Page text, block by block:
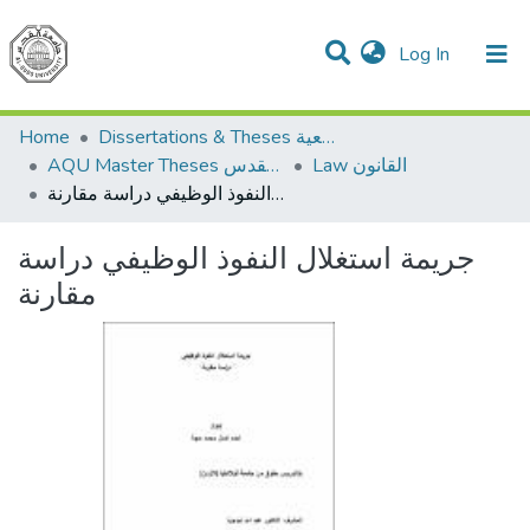
Log In (current)
Communities & Collections
All of DSpace
Home
Dissertations & Theses الرسائل الجامعية
AQU Master Theses الرسائل الجامعية الخاصة بجامعة القدس
Law القانون
جريمة استغلال النفوذ الوظيفي دراسة مقارنة
جريمة استغلال النفوذ الوظيفي دراسة
مقارنة